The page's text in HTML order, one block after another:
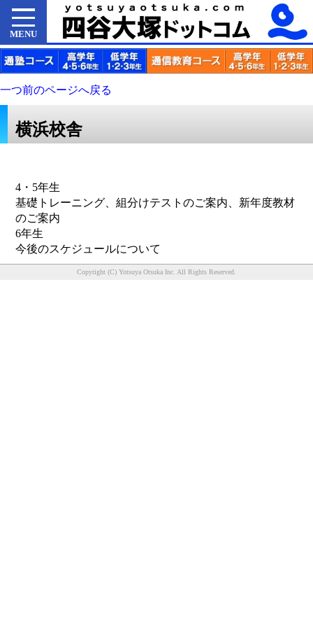
MENU
一つ前のページへ戻る
横浜校舎
4・5年生
基礎トレーニング、組分けテストのご案内、新年度教材
のご案内
6年生
今後のスケジュールについて
Copyright (C) Yotsuya Otsuka Inc. All Rights Reserved.